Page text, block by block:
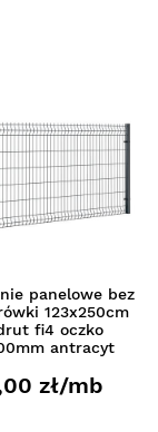
panelowe bez
123x250cm
fi4 oczko
antracyt
zł/mb